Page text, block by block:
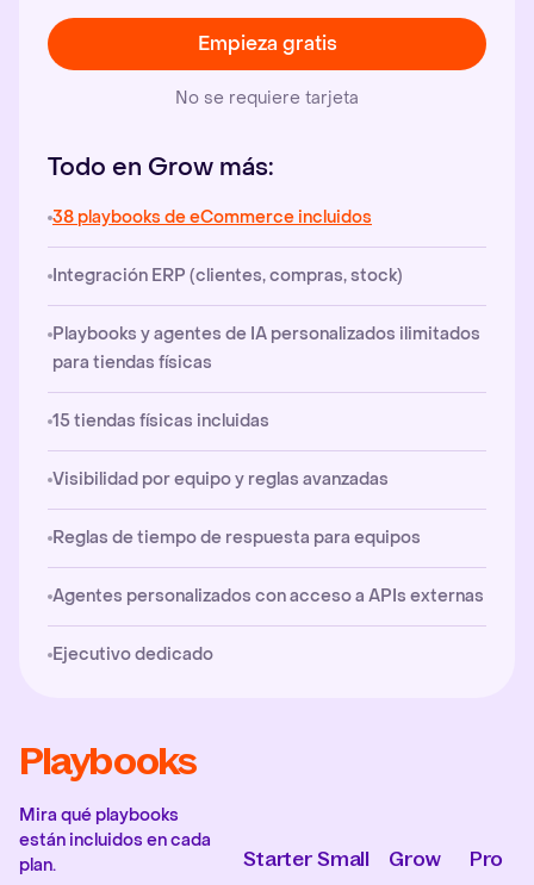
Empieza gratis
No se requiere tarjeta
Todo en Grow más:
38 playbooks de eCommerce incluidos
Integración ERP (clientes, compras, stock)
Playbooks y agentes de IA personalizados ilimitados
para tiendas físicas
15 tiendas físicas incluidas
Visibilidad por equipo y reglas avanzadas
Reglas de tiempo de respuesta para equipos
Agentes personalizados con acceso a APIs externas
Ejecutivo dedicado
Playbooks
Mira qué playbooks
están incluidos en cada
plan.
Starter Small Grow Pro